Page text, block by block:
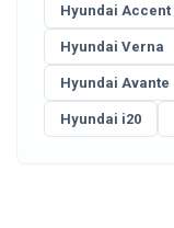
Hyundai Accent
Hyundai Verna
Hyundai Avante
Hyundai i20